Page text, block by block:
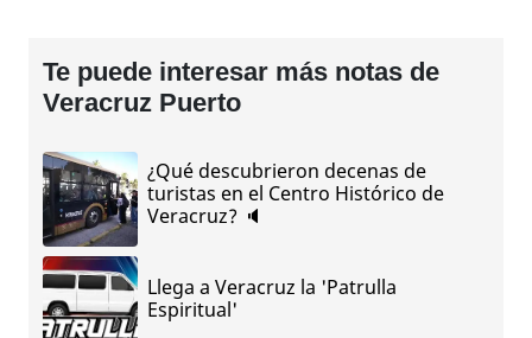
Te puede interesar más notas de
Veracruz Puerto
¿Qué descubrieron decenas de
turistas en el Centro Histórico de
Veracruz? 🔈
Llega a Veracruz la 'Patrulla
Espiritual'